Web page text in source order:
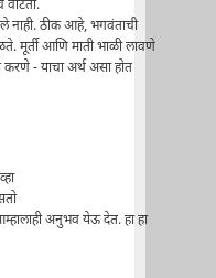
वाटतो.
नाही. ठीक आहे, भगवंताची
मूर्ती आणि माती भाळी लावणे
- याचा अर्थ असा होत
अनुभव येऊ देत. हा हा